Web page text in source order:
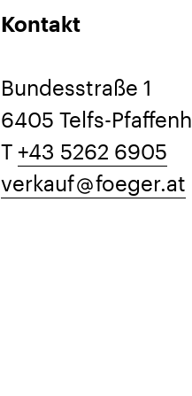
Kontakt
Bundesstraße 1
6405 Telfs-
T +43 5262 6905
verkauf
foeger.at